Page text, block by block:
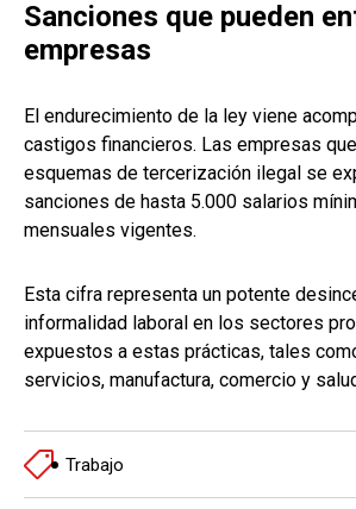
Sanciones que pueden
empresas
El endurecimiento de la ley viene
castigos financieros. Las empresas
esquemas de tercerización ilegal se
sanciones de hasta 5.000 salarios
mensuales vigentes.
Esta cifra representa un potente
informalidad laboral en los sectores
expuestos a estas prácticas, tales
servicios, manufactura, comercio y
Trabajo